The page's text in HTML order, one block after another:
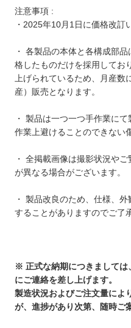
注意事項 :
・2025年10月1日に価格改訂
・ 各製品の本体と各構成部
格したものだけを採用してお
上げられているため、月産
産）販売となります。
・ 製品は一つ一つ手作業に
作業上避けることのできない
・ 全掲載画像は撮影状況や
が異なる場合がございます。
・ 製品改良のため、仕様、
することがありますのでご了
※ 正式な納期につきましては
にご連絡を差し上げます。
製造状況およびご注文量によ
が、進捗があり次第、随時ご